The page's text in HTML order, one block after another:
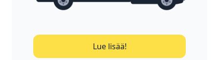
Lue lisää!